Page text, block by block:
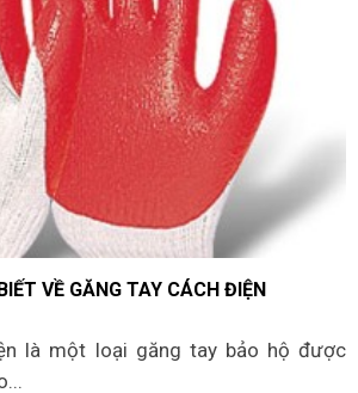
VỀ GĂNG TAY CÁCH ĐIỆN
là một loại găng tay bảo hộ được